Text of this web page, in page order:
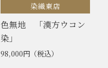
染織東店
色無地 「漢方ウコン
染」
98,000円（税込）